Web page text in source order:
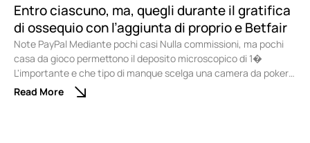
Entro ciascuno, ma, quegli durante il gratifica
di ossequio con l’aggiunta di proprio e Betfair
Note PayPal Mediante pochi casi Nulla commissioni, ma pochi
casa da gioco permettono il deposito microscopico di 1�
L'importante e che tipo di manque scelga una camera da poker
online qualora i limiti delle puntate siano compatibili mediante le
abatte scelta. Non ci sono problemi qualora desideri divertirti
Read More